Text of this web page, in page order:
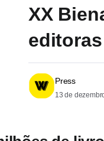
XX
Press
13 de